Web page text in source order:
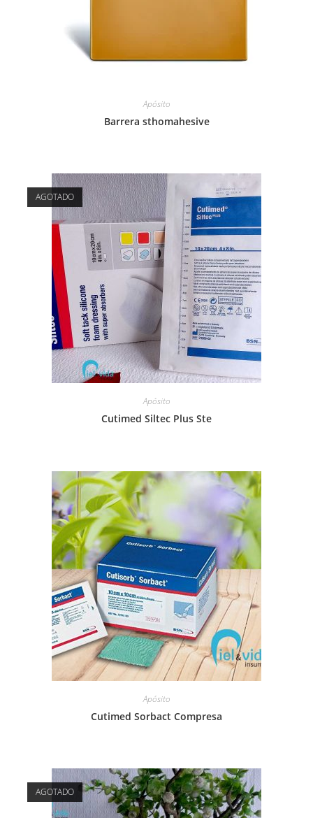
Apósito
Barrera sthomahesive
AGOTADO
Apósito
Cutimed Siltec Plus Ste
Apósito
Cutimed Sorbact Compresa
AGOTADO